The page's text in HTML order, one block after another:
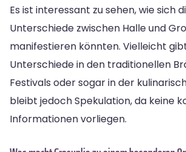
Es ist interessant zu sehen, wie sich
Unterschiede zwischen Halle und
manifestieren könnten. Vielleicht
Unterschiede in den traditionellen
Festivals oder sogar in der
bleibt jedoch Spekulation, da keine
Informationen vorliegen.